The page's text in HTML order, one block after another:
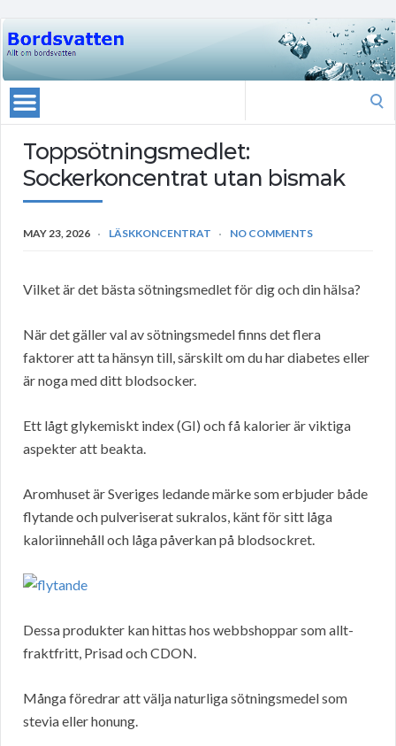
Toppsötningsmedlet:
Sockerkoncentrat utan bismak
MAY 23, 2026 LÄSKKONCENTRAT NO COMMENTS
Vilket är det bästa sötningsmedlet för dig och din hälsa?
När det gäller val av sötningsmedel finns det flera
faktorer att ta hänsyn till, särskilt om du har diabetes eller
är noga med ditt blodsocker.
Ett lågt glykemiskt index (GI) och få kalorier är viktiga
aspekter att beakta.
Aromhuset är Sveriges ledande märke som erbjuder både
flytande och pulveriserat sukralos, känt för sitt låga
kaloriinnehåll och låga påverkan på blodsockret.
Dessa produkter kan hittas hos webbshoppar som allt-
fraktfritt, Prisad och CDON.
Många föredrar att välja naturliga sötningsmedel som
stevia eller honung.